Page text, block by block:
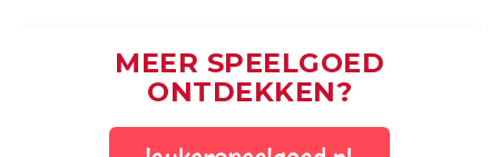
MEER SPEELGOED
ONTDEKKEN?